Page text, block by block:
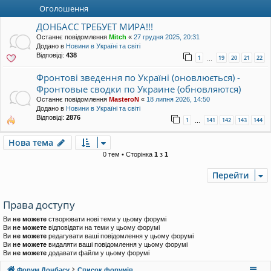
Оголошення
ДОНБАСС ТРЕБУЕТ МИРА!!!
Останнє повідомлення Mitch « 27 грудня 2025, 20:31
Додано в Новини в Україні та світі
Відповіді: 438 1 … 19 20 21 22
Фронтові зведення по Україні (оновлюється) -
Фронтовые сводки по Украине (обновляются)
Останнє повідомлення MasteroN « 18 липня 2026, 14:50
Додано в Новини в Україні та світі
Відповіді: 2876 1 … 141 142 143 144
Нова тема
0 тем • Сторінка 1 з 1
Перейти
Права доступу
Ви не можете створювати нові теми у цьому форумі
Ви не можете відповідати на теми у цьому форумі
Ви не можете редагувати ваші повідомлення у цьому форумі
Ви не можете видаляти ваші повідомлення у цьому форумі
Ви не можете додавати файли у цьому форумі